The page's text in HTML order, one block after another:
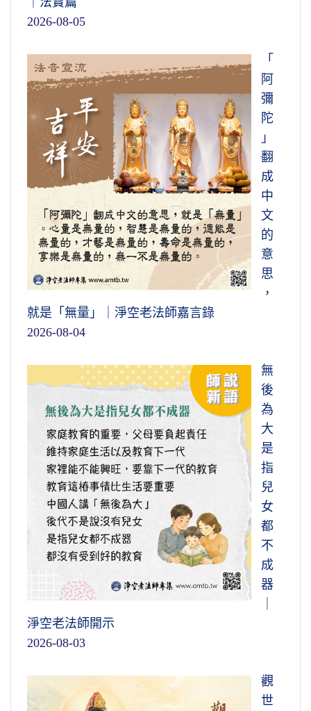
2026-08-05
「
阿
彌
陀
」
翻
成
中
文
的
意
思
，
就是「無量」｜淨空老法師嘉言錄
2026-08-04
無
後
為
大
是
指
兒
女
都
不
成
器
淨空老法師開示
2026-08-03
觀
世